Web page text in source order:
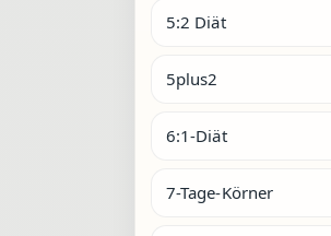
5:2 Diät
5plus2
6:1-Diät
7-Tage-Körner